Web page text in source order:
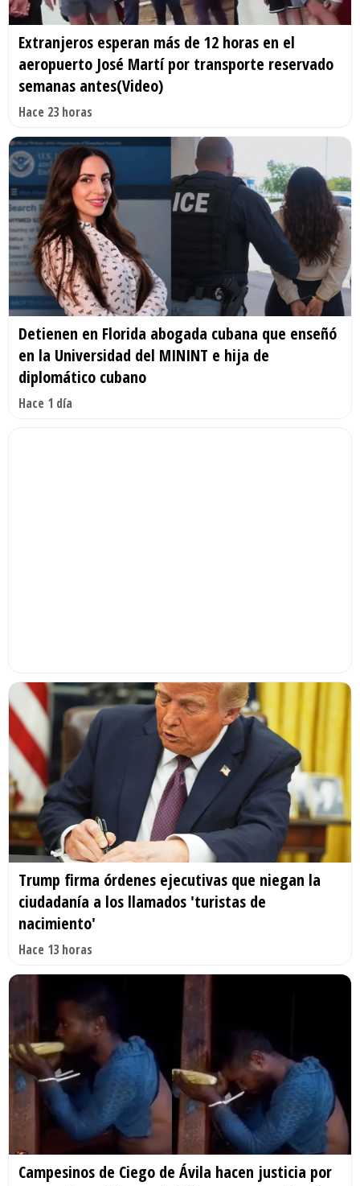
Extranjeros esperan más de 12 horas en el
aeropuerto José Martí por transporte reservado
semanas antes(Video)
Hace 23 horas
Detienen en Florida abogada cubana que enseñó
en la Universidad del MININT e hija de
diplomático cubano
Hace 1 día
Trump firma órdenes ejecutivas que niegan la
ciudadanía a los llamados 'turistas de
nacimiento'
Hace 13 horas
Campesinos de Ciego de Ávila hacen justicia por